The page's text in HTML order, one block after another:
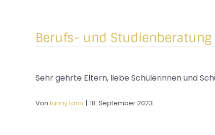
Berufs- und Studienberatung
Sehr gehrte Eltern, liebe Schülerinnen und
Von fanny.tahn | 18. September 2023